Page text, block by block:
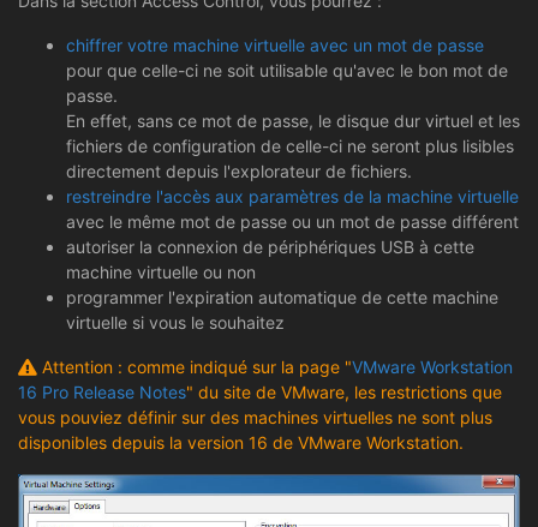
chiffrer votre machine virtuelle avec un mot de passe
pour que celle-ci ne soit utilisable qu'avec le bon mot de
passe.
En effet, sans ce mot de passe, le disque dur virtuel et les
fichiers de configuration de celle-ci ne seront plus lisibles
directement depuis l'explorateur de fichiers.
restreindre l'accès aux paramètres de la machine virtuelle
avec le même mot de passe ou un mot de passe différent
autoriser la connexion de périphériques USB à cette
machine virtuelle ou non
programmer l'expiration automatique de cette machine
virtuelle si vous le souhaitez
Attention : comme indiqué sur la page "VMware Workstation
16 Pro Release Notes" du site de VMware, les restrictions que
vous pouviez définir sur des machines virtuelles ne sont plus
disponibles depuis la version 16 de VMware Workstation.